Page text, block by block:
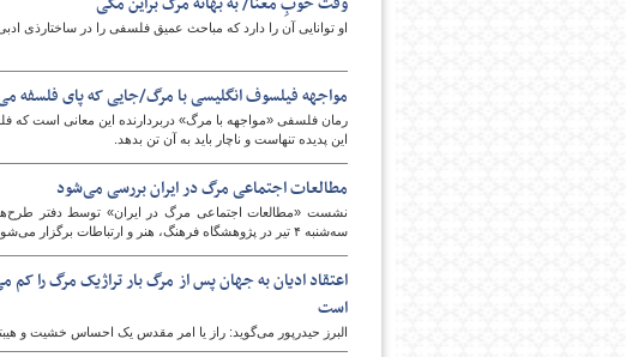
او توانایی آن را دارد که مباحث عمیق فلسفی را در ساختارذی
مواجهه فیلسوف انگلیسی با مرگ/جایی که پای فلسفه
رمان فلسفی «مواجهه با مرگ» دربردارنده این معانی است که
این پدیده تنهاست و ناچار باید به آن تن بدهد.
مطالعات اجتماعی مرگ در ایران بررسی می‌شود
نشست «مطالعات اجتماعی مرگ در ایران» توسط دفتر
سه‌شنبه ۴ تیر در پژوهشگاه فرهنگ، هنر و ارتباطات برگزار می‌شود.
اعتقاد ادیان به جهان پس از مرگ بار تراژیک مرگ را
است
البرز حیدرپور می‌گوید: راز یا امر مقدس یک احساس خشیت و